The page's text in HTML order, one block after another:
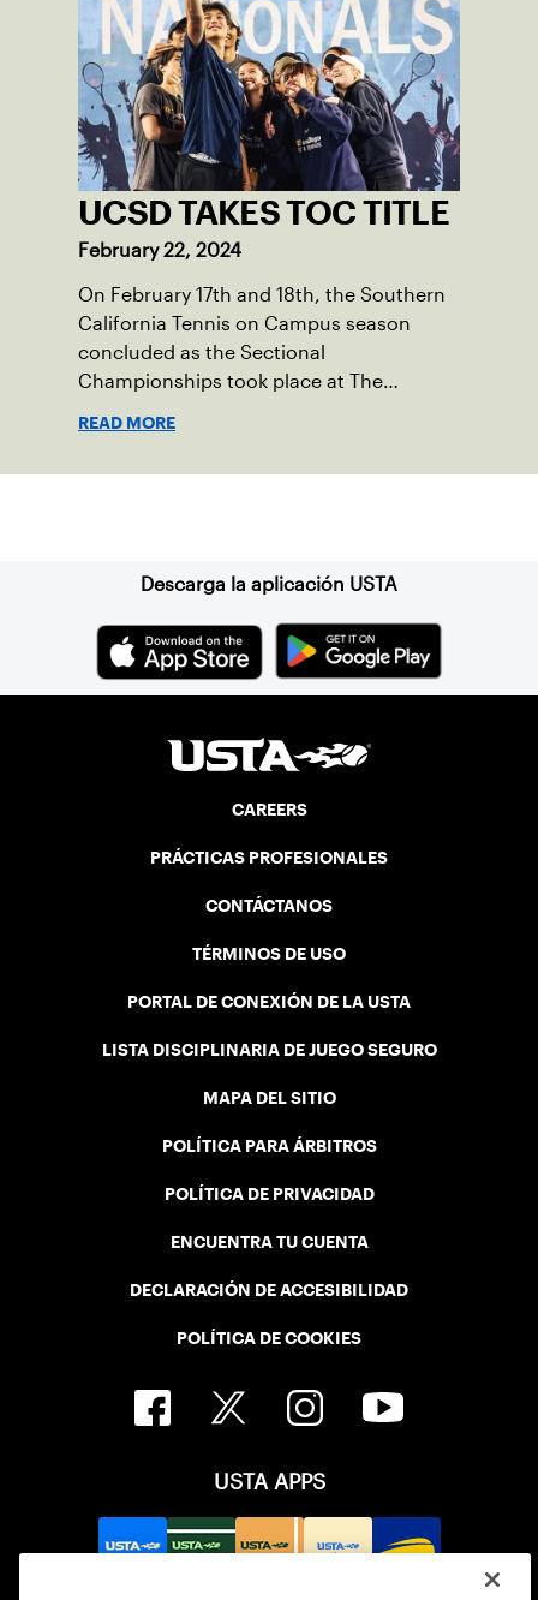
UCSD TAKES TOC TITLE
February 22, 2024
On February 17th and 18th, the Southern
California Tennis on Campus season
concluded as the Sectional
Championships took place at The
hungry to have the opportunity to battle
READ MORE
Descarga la aplicación USTA
CAREERS
PRÁCTICAS PROFESIONALES
CONTÁCTANOS
TÉRMINOS DE USO
PORTAL DE CONEXIÓN DE LA USTA
LISTA DISCIPLINARIA DE JUEGO SEGURO
MAPA DEL SITIO
POLÍTICA PARA ÁRBITROS
POLÍTICA DE PRIVACIDAD
ENCUENTRA TU CUENTA
DECLARACIÓN DE ACCESIBILIDAD
POLÍTICA DE COOKIES
USTA APPS